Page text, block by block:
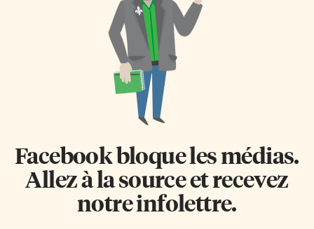
Facebook bloque les médias.
Allez à la source et recevez
notre infolettre.